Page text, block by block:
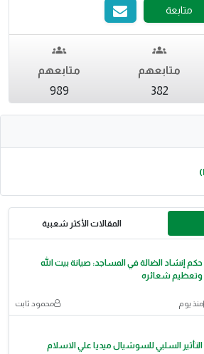
متابعة
متابعهم
382
متابعهم
989
المقالات الأكثر شعبية
حكم إنشاد الضالة في المساجد: صيانة بيت الله
وتعظيم شعائره
منذ يوم محمود ثابت
التأثير السلبي للسوشيال ميديا علي الاسلام